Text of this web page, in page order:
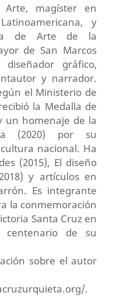
magíster en
y
de Arte de la
de San Marcos
gráfico,
y narrador.
el Ministerio de
la Medalla de
un homenaje de la
(2020) por su
nacional. Ha
(2015), El diseño
y artículos en
Es integrante
la conmemoración
Santa Cruz en
de su
sobre el autor
.